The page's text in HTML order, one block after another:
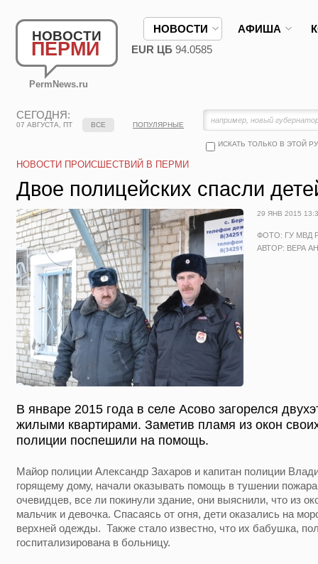
НОВОСТИ
ПЕРМИ
PermNews.ru
НОВОСТИ АФИША
EUR ЦБ 94.0585
СЕГОДНЯ:
07 АВГУСТА, ПТ
ИСКАТЬ ТОЛЬКО В ЭТОЙ
ВСЕ ПОПУЛЯРНЫЕ
НОВОСТИ ПРОИСШЕСТВИЙ В ПЕРМИ
Двое полицейских спасли
29 ЯНВ 2015
ФОТО: ГУ МВД
АВТОР: ВЕРА
В январе 2015 года в селе Асово загорелся
жилыми квартирами. Заметив пламя из окон
полиции поспешили на помощь.
Майор полиции Александр Захаров и капитан полиции
горящему дому, начали оказывать помощь в тушении
очевидцев, все ли покинули здание, они выяснили, что из
мальчик и девочка. Спасаясь от огня, дети оказались на
верхней одежды. Также стало известно, что их бабушка,
госпитализирована в больницу.